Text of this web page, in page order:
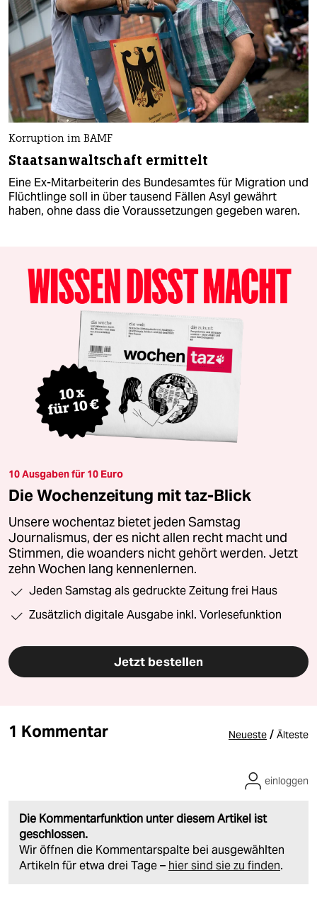
Korruption im BAMF
Staatsanwaltschaft ermittelt
Eine Ex-Mitarbeiterin des Bundesamtes für Migration und
Flüchtlinge soll in über tausend Fällen Asyl gewährt
haben, ohne dass die Voraussetzungen gegeben waren.
10 Ausgaben für 10 Euro
Die Wochenzeitung mit taz-Blick
Unsere wochentaz bietet jeden Samstag
Journalismus, der es nicht allen recht macht und
Stimmen, die woanders nicht gehört werden. Jetzt
zehn Wochen lang kennenlernen.
Jeden Samstag als gedruckte Zeitung frei Haus
Zusätzlich digitale Ausgabe inkl. Vorlesefunktion
Jetzt bestellen
1 Kommentar Neueste / Älteste
Die Kommentarfunktion unter diesem Artikel ist
geschlossen.
Wir öffnen die Kommentarspalte bei ausgewählten
Artikeln für etwa drei Tage – hier sind sie zu finden.
einloggen